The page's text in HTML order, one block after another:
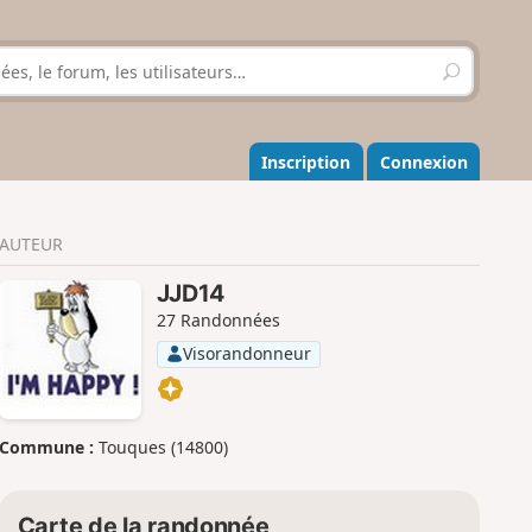
R
e
h
e
r
r
Inscription Connexion
AUTEUR
JJD14
27 Randonnées
Visorandonneur
Commune : Touques (14800)
Carte de la randonnée